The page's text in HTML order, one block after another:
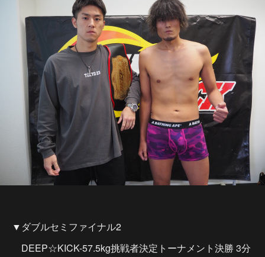
▼ダブルセミファイナル2
DEEP☆KICK-57.5kg挑戦者決定トーナメント決勝 3分